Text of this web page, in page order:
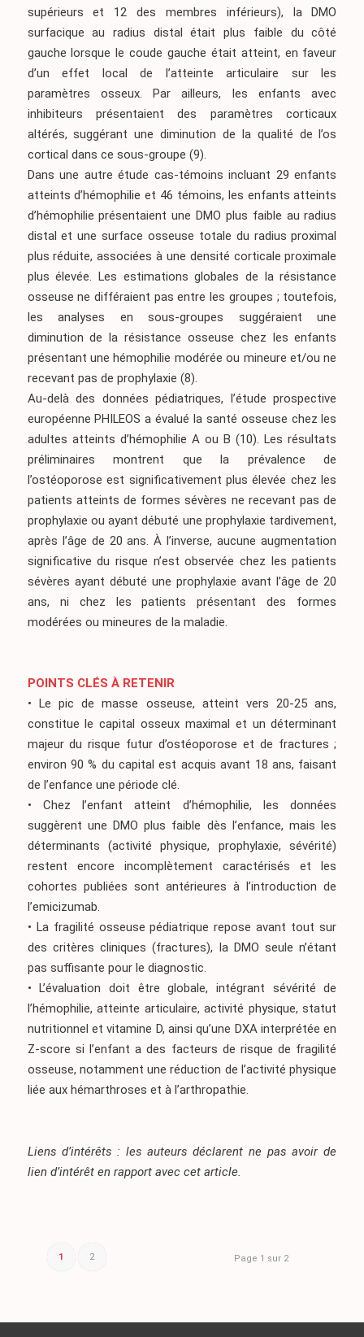
supérieurs et 12 des membres inférieurs), la DMO
surfacique au radius distal était plus faible du côté
gauche lorsque le coude gauche était atteint, en faveur
d’un effet local de l’atteinte articulaire sur les
paramètres osseux. Par ailleurs, les enfants avec
inhibiteurs présentaient des paramètres corticaux
altérés, suggérant une diminution de la qualité de l’os
cortical dans ce sous-groupe (9).
Dans une autre étude cas-témoins incluant 29 enfants
atteints d’hémophilie et 46 témoins, les enfants atteints
d’hémophilie présentaient une DMO plus faible au radius
distal et une surface osseuse totale du radius proximal
plus réduite, associées à une densité corticale proximale
plus élevée. Les estimations globales de la résistance
osseuse ne différaient pas entre les groupes ; toutefois,
les analyses en sous-groupes suggéraient une
diminution de la résistance osseuse chez les enfants
présentant une hémophilie modérée ou mineure et/ou ne
recevant pas de prophylaxie (8).
Au-delà des données pédiatriques, l’étude prospective
européenne PHILEOS a évalué la santé osseuse chez les
adultes atteints d’hémophilie A ou B(10). Les résultats
préliminaires montrent que la prévalence de
l’ostéoporose est significativement plus élevée chez les
patients atteints de formes sévères ne recevant pas de
prophylaxie ou ayant débuté une prophylaxie tardivement,
après l’âge de 20 ans. À l’inverse, aucune augmentation
significative du risque n’est observée chez les patients
sévères ayant débuté une prophylaxie avant l’âge de 20
ans, ni chez les patients présentant des formes
modérées ou mineures de la maladie.
POINTS CLÉS À RETENIR
• Le pic de masse osseuse, atteint vers 20-25 ans,
constitue le capital osseux maximal et un déterminant
majeur du risque futur d’ostéoporose et de fractures ;
environ 90 % du capital est acquis avant 18 ans, faisant
de l’enfance une période clé.
• Chez l’enfant atteint d’hémophilie, les données
suggèrent une DMO plus faible dès l’enfance, mais les
déterminants (activité physique, prophylaxie, sévérité)
restent encore incomplètement caractérisés et les
cohortes publiées sont antérieures à l’introduction de
l’emicizumab.
• La fragilité osseuse pédiatrique repose avant tout sur
des critères cliniques (fractures), la DMO seule n’étant
pas suffisante pour le diagnostic.
• L’évaluation doit être globale, intégrant sévérité de
l’hémophilie, atteinte articulaire, activité physique, statut
nutritionnel et vitamine D, ainsi qu’une DXA interprétée en
Z-score si l’enfant a des facteurs de risque de fragilité
osseuse, notamment une réduction de l’activité physique
liée aux hémarthroses et à l’arthropathie.
Liens d’intérêts : les auteurs déclarent ne pas avoir de
lien d’intérêt en rapport avec cet article.
Page 1 sur 2
1 2